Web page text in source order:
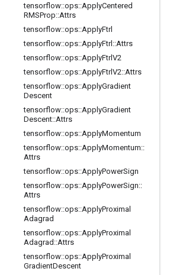
tensorflow::ops::ApplyCentered
RMSProp::Attrs
tensorflow::ops::ApplyFtrl
tensorflow::ops::ApplyFtrl ::Attrs
tensorflow::ops::ApplyFtrlV2
tensorflow::ops::ApplyFtrlV2::Attrs
tensorflow::ops::ApplyGradient
Descent
tensorflow::ops::ApplyGradient
Descent::Attrs
tensorflow::ops::ApplyMomentum
tensorflow::ops::ApplyMomentum::
Attrs
tensorflow::ops::ApplyPowerSign
tensorflow::ops::ApplyPowerSign::
Attrs
tensorflow::ops::ApplyProximal
Adagrad
tensorflow::ops::ApplyProximal
Adagrad ::Attrs
tensorflow::ops::ApplyProximal
GradientDescent